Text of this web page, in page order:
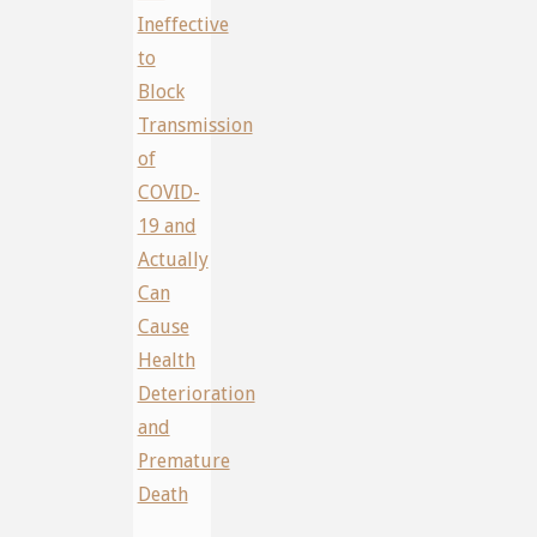
Ineffective
to
Block
Transmission
of
COVID-
19 and
Actually
Can
Cause
Health
Deterioration
and
Premature
Death